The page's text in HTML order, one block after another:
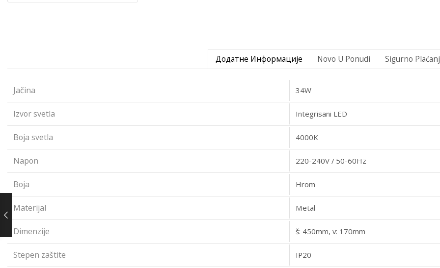
Додатне Информације Novo U Ponudi Sigurno
Jačina 34W
Izvor svetla Integrisani LED
Boja svetla 4000K
Napon 220-240V / 50-60Hz
Boja Hrom
Materijal Metal
Dimenzije š: 450mm, v: 170mm
Stepen zaštite IP20